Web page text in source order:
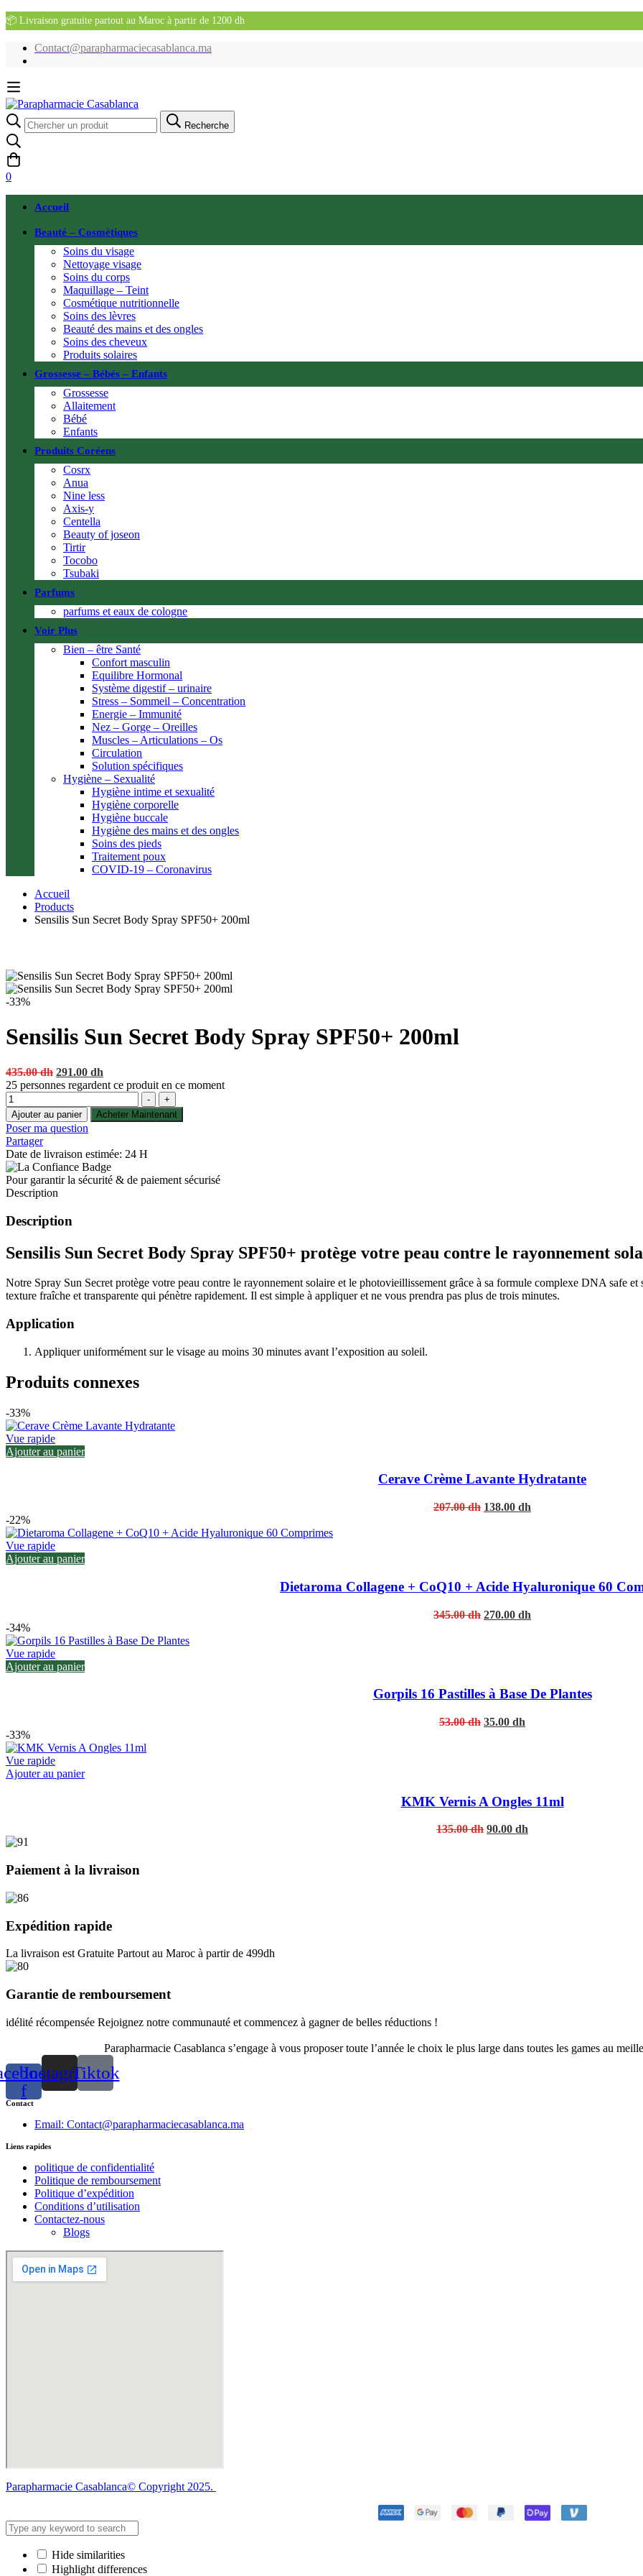
📦 Livraison gratuite partout au Maroc à partir de 1200 dh
Contact@parapharmaciecasablanca.ma
Recherche
pour:
Recherche
0
Accueil
Beauté – Cosmétiques
Soins du visage
Nettoyage visage
Soins du corps
Maquillage – Teint
Cosmétique nutritionnelle
Soins des lèvres
Beauté des mains et des ongles
Soins des cheveux
Produits solaires
Grossesse – Bébés – Enfants
Grossesse
Allaitement
Bébé
Enfants
Produits Coréens
Cosrx
Anua
Nine less
Axis-y
Centella
Beauty of joseon
Tirtir
Tocobo
Tsubaki
Parfums
parfums et eaux de cologne
Voir Plus
Bien – être Santé
Confort masculin
Equilibre Hormonal
Système digestif – urinaire
Stress – Sommeil – Concentration
Energie – Immunité
Nez – Gorge – Oreilles
Muscles – Articulations – Os
Circulation
Solution spécifiques
Hygiène – Sexualité
Hygiène intime et sexualité
Hygiène corporelle
Hygiène buccale
Hygiène des mains et des ongles
Soins des pieds
Traitement poux
COVID-19 – Coronavirus
Accueil
Products
Sensilis Sun Secret Body Spray SPF50+ 200ml
-33%
Sensilis Sun Secret Body Spray SPF50+ 200ml
435.00dh Original
price
435.00 dh.
291.00 dh
price
291.00 dh.
25 personnes regardent ce produit en ce moment
Quantité
-
+
Ajouter au panier
Acheter Maintenant
Poser ma question
Partager
Date de livraison estimée: 24 H
Pour garantir la sécurité & de paiement sécurisé
Description
Description
Sensilis Sun Secret Body Spray SPF50+ protège votre peau contre le rayonnement
Notre Spray Sun Secret protège votre peau contre le rayonnement solaire et le photovieillissement grâce à sa formule complexe DNA safe et
texture fraîche et transparente qui pénètre rapidement. Il est simple à appliquer et ne vous prendra pas plus de trois minutes.
Application
Appliquer uniformément sur le visage au moins 30 minutes avant l’exposition au soleil.
Produits connexes
-33%
Vue rapide
Ajouter au panier
Cerave Crème Lavante Hydratante
207.00dh Original
138.00 dh
-22%
Vue rapide
Ajouter au panier
Dietaroma Collagene + CoQ10 + Acide Hyaluronique 60
345.00dh Original
270.00 dh
-34%
Vue rapide
Ajouter au panier
Gorpils 16 Pastilles à Base De Plantes
53.00dh Original
35.00 dh
-33%
Vue rapide
Ajouter au panierThis
may
be
product
KMK Vernis A Ongles 11ml
135.00dh Original
90.00 dh
Paiement à la livraison
Expédition rapide
La livraison est Gratuite Partout au Maroc à partir de 499dh
Garantie de remboursement
idélité récompensée Rejoignez notre communauté et commencez à gagner de belles réductions !
Parapharmacie Casablanca s’engage à vous proposer toute l’année le choix le plus large dans toutes les games au
f
InstagramTiktok
Contact
Email: Contact@parapharmaciecasablanca.ma
Liens rapides
politique de confidentialité
Politique de remboursement
Politique d’expédition
Conditions d’utilisation
Contactez-nous
Blogs
Parapharmacie Casablanca© Copyright 2025.
Hide similarities
Highlight differences